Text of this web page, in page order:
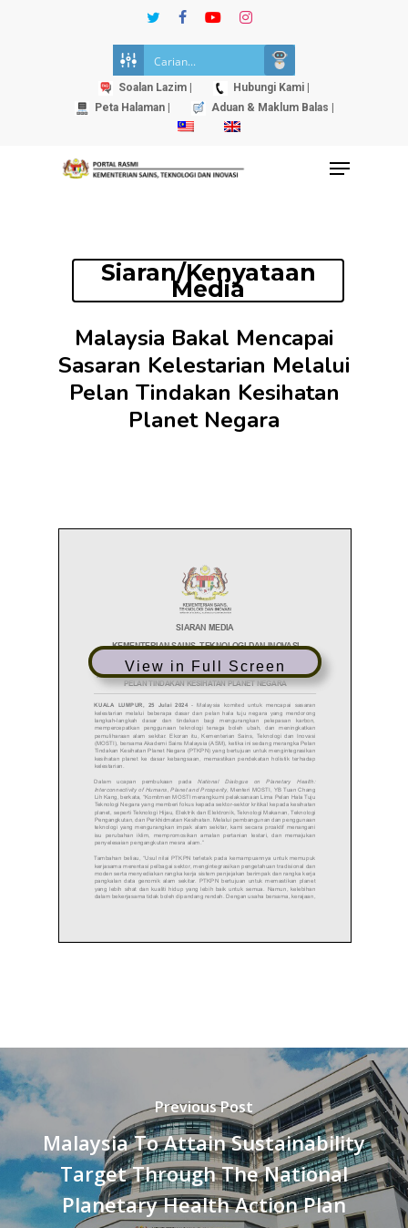
twitterfacebookyoutubeinstagram
Soalan Lazim |
Hubungi Kami |
Peta Halaman |
Aduan & Maklum Balas |
Menu
Siaran/Kenyataan
Media
Malaysia Bakal Mencapai
Sasaran Kelestarian Melalui
Pelan Tindakan Kesihatan
Planet Negara
View in Full Screen
Previous Post
Malaysia To Attain Sustainability
Target Through The National
Planetary Health Action Plan